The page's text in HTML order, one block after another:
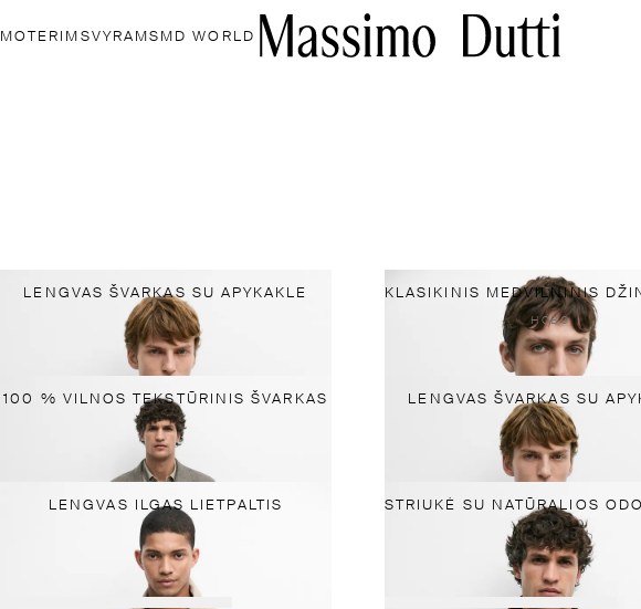
MOTERIMSVYRAMS MD WORLD
LENGVAS ŠVARKAS SU APYKAKLE
НОВО
100 % VILNOS TEKSTŪRINIS ŠVARKAS LENGVAS ŠVARKAS SU
LENGVAS ILGAS LIETPALTIS